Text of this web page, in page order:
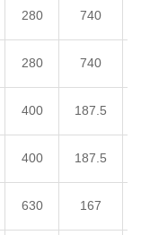
280 740
280 740
400 187.5
400 187.5
630 167